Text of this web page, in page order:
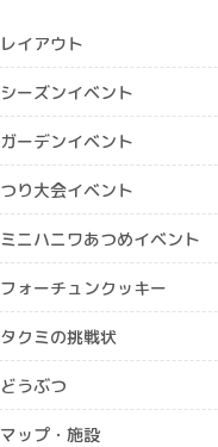
レイアウト
シーズンイベント
ガーデンイベント
つり大会イベント
ミニハニワあつめイベント
フォーチュンクッキー
タクミの挑戦状
どうぶつ
マップ・施設